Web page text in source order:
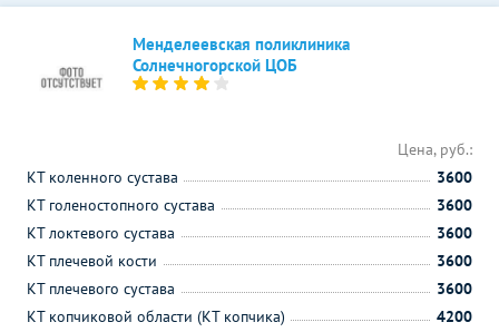
Менделеевская поликлиника
Солнечногорской ЦОБ
Цена, руб.:
КТ коленного сустава
3600
КТ голеностопного сустава
3600
КТ локтевого сустава
3600
КТ плечевой кости
3600
КТ плечевого сустава
3600
КТ копчиковой области (КТ копчика)
4200